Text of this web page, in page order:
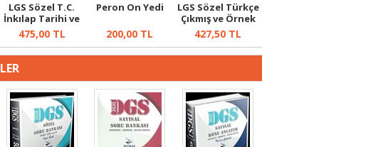
LGS Sözel T.C.
İnkılap Tarihi ve
Atatürk...
475,00TL
Peron On Yedi
200,00 TL
LGS Sözel Türkçe
Çıkmış ve Örnek
Sorular
427,50 TL